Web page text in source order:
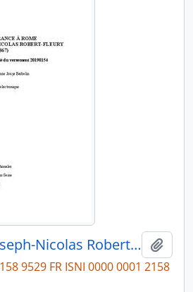
Directorat de Joseph-Nicolas Robert-Fleury (1866-1867)
9529 FR ISNI 0000 0001 2158